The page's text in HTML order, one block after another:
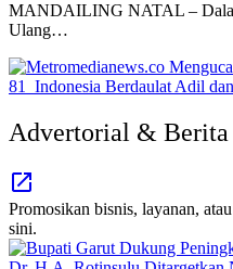
MANDAILING NATAL –
Ulang…
Advertorial & Berita
Promosikan bisnis, layanan,
sini.